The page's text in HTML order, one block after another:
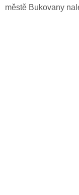
městě Bukovany